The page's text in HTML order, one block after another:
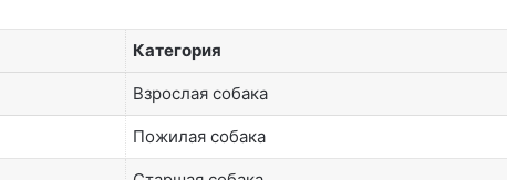
Категория
Взрослая собака
Пожилая собака